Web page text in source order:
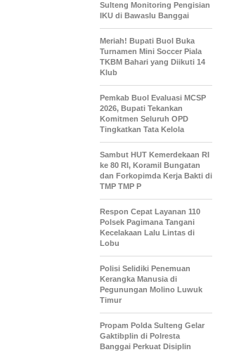
Sulteng Monitoring Pengisian
IKU di Bawaslu Banggai
Meriah! Bupati Buol Buka
Turnamen Mini Soccer Piala
TKBM Bahari yang Diikuti 14
Klub
Pemkab Buol Evaluasi MCSP
2026, Bupati Tekankan
Komitmen Seluruh OPD
Tingkatkan Tata Kelola
Sambut HUT Kemerdekaan RI
ke 80 RI, Koramil Bungatan
dan Forkopimda Kerja Bakti di
TMP TMP P
Respon Cepat Layanan 110
Polsek Pagimana Tangani
Kecelakaan Lalu Lintas di
Lobu
Polisi Selidiki Penemuan
Kerangka Manusia di
Pegunungan Molino Luwuk
Timur
Propam Polda Sulteng Gelar
Gaktibplin di Polresta
Banggai Perkuat Disiplin